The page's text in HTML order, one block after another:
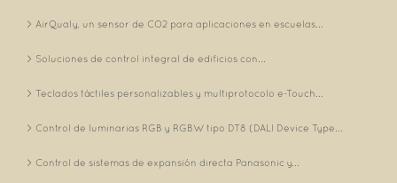
AirQualy, un sensor de CO2 para aplicaciones en escuelas...
Soluciones de control integral de edificios con...
Teclados táctiles personalizables y multiprotocolo e-Touch...
Control de luminarias RGB y RGBW tipo DT8 (DALI Device Type...
Control de sistemas de expansión directa Panasonic y...